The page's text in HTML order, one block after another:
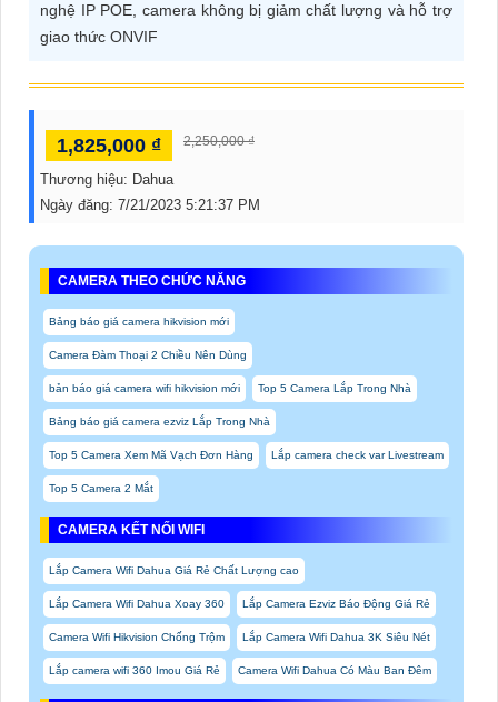
nghệ IP POE, camera không bị giảm chất lượng và hỗ trợ
giao thức ONVIF
1,825,000 ₫ 2,250,000 ₫
Thương hiệu: Dahua
Ngày đăng: 7/21/2023 5:21:37 PM
CAMERA THEO CHỨC NĂNG
Bảng báo giá camera hikvision mới
Camera Đàm Thoại 2 Chiều Nên Dùng
bản báo giá camera wifi hikvision mới Top 5 Camera Lắp Trong Nhà
Bảng báo giá camera ezviz Lắp Trong Nhà
Top 5 Camera Xem Mã Vạch Đơn Hàng Lắp camera check var Livestream
Top 5 Camera 2 Mắt
CAMERA KẾT NỐI WIFI
Lắp Camera Wifi Dahua Giá Rẻ Chất Lượng cao
Lắp Camera Wifi Dahua Xoay 360 Lắp Camera Ezviz Báo Động Giá Rẻ
Camera Wifi Hikvision Chống Trộm Lắp Camera Wifi Dahua 3K Siêu Nét
Lắp camera wifi 360 Imou Giá Rẻ Camera Wifi Dahua Có Màu Ban Đêm